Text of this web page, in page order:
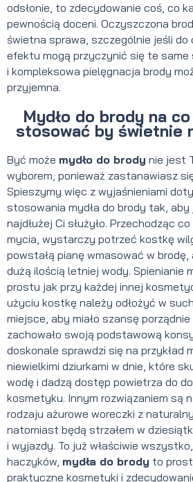
odsłonie, to zdecydowanie coś, co
pewnością doceni. Oczyszczona
świetna sprawa, szczególnie jeśli do
efektu mogą przyczynić się te same
i kompleksowa pielęgnacja brody
przyjemna.
Mydło do brody na
stosować by świetnie
Być może mydło do brody nie jest
wyborem, ponieważ zastanawiasz
Spieszymy więc z wyjaśnieniami
stosowania mydła do brody tak, aby
najdłużej Ci służyło. Przechodząc
mycia, wystarczy potrzeć kostkę
powstałą pianę wmasować w
dużą ilością letniej wody. Spienianie
prostu jak przy każdej innej
użyciu kostkę należy odłożyć w
miejsce, aby miało szansę
zachowało swoją podstawową
doskonale sprawdzi się na przykład
niewielkimi dziurkami w dnie, które
wodę i dadzą dostęp powietrza do
kosmetyku. Innym rozwiązaniem są
rodzaju ażurowe woreczki z
natomiast będą strzałem w
i wyjazdy. To już właściwie
haczyków, mydła do brody to
praktyczne kosmetyki i